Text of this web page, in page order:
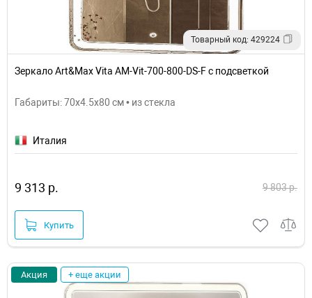
Товарный код: 429224
Зеркало Art&Max Vita AM-Vit-700-800-DS-F с подсветкой
Габариты: 70x4.5x80 см • из стекла
Италия
9 313 р. 9 803 р.
Купить
Акция + еще акции